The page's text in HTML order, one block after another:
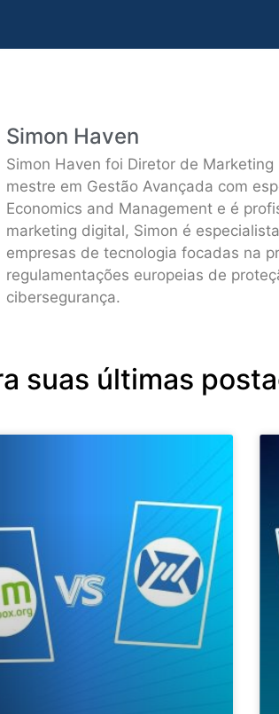
Simon Haven
Simon Haven foi Diretor de
mestre em Gestão Avançada com
Economics and Management e é
marketing digital, Simon é
empresas de tecnologia focadas na
regulamentações europeias de
cibersegurança.
suas últimas